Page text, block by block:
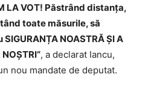
LA VOT! Păstrând distanța,
toate măsurile, să
NOASTRĂ ȘI A
, a declarat Iancu,
nou mandate de deputat.